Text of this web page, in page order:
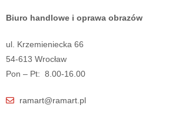
Biuro handlowe i oprawa obrazów
ul. Krzemieniecka 66
54-613 Wrocław
Pon – Pt: 8.00-16.00
ramart@ramart.pl